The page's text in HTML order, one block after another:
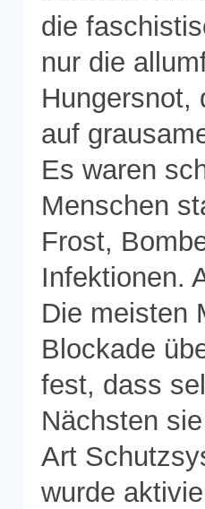
die
nur die
Hungersnot,
auf
Es waren
Menschen
Frost,
Infektionen.
Die meisten
Blockade
fest, dass
Nächsten
Art
wurde